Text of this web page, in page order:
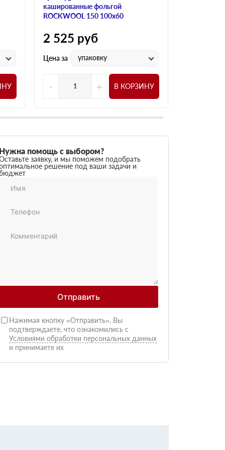
кашированные фольгой
ROCKWOOL 150 100х60
2 525 руб
Цена за упаковку
- + В КОРЗИНУ
Нужна помощь с выбором?
заявку, и мы поможем подобрать
решение под ваши задачи и
Отправить
Нажимая кнопку «Отправить», Вы
подтверждаете, что ознакомились с
Условиями обработки персональных данных
и принимаете их